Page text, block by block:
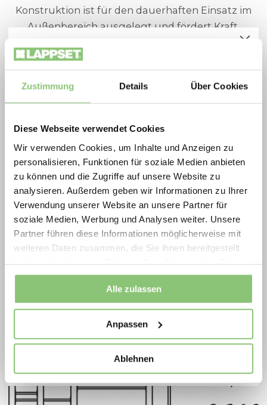
Zustimmung Details Über Cookies
Diese Webseite verwendet Cookies
Wir verwenden Cookies, um Inhalte und Anzeigen zu
personalisieren, Funktionen für soziale Medien anbieten
zu können und die Zugriffe auf unsere Website zu
analysieren. Außerdem geben wir Informationen zu Ihrer
Verwendung unserer Website an unsere Partner für
soziale Medien, Werbung und Analysen weiter. Unsere
Partner führen diese Informationen möglicherweise mit
weiteren Daten zusammen, die Sie ihnen bereitgestellt
gesammelt haben.
Alle zulassen
Anpassen
Ablehnen
Konstruktion ist für den dauerhaften Einsatz im
Außenbereich ausgelegt und fördert Kraft,
Körperkontrolle, Koordination, Stabilität und
Beweglichkeit. Movement for every heartbeat.
Spielplatzoffensive 2026
Zukunftsfähige Spielräume zu besonders
attraktiven Konditionen: Die Lappset
Spielplatzoffensive vereint Qualität,
ausgewählten Aktionsprodukten.
2026 profitieren Gemeinden, Schulen, Planer
und Betreiber von extra scharf kalkulierten
Preisen auf langlebige, geprüfte
Spielplatzlösungen ideal für Neubau,
Erneuerung und Ersatzinvestitionen.
Jetzt Aktionsprodukte sichern und Vorteile
nutzen
Movement for every heartbeat.
Spielplatzoffensive 2026